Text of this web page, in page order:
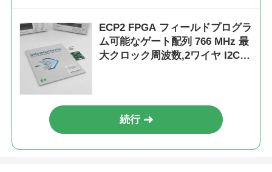
ECP2 FPGA フィールドプログラ
ム可能なゲート配列 766 MHz 最
大クロック周波数,2ワイヤ I2C
続行